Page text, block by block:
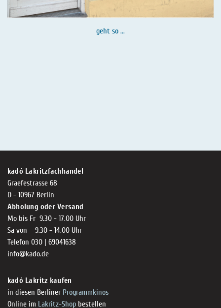
geht so ...
kadó Lakritzfachhandel
Graefestrasse 68
D - 10967 Berlin
Abholung oder Versand
Mo bis Fr 9.30 - 17.00 Uhr
Sa von 9.30 - 14.00 Uhr
Telefon 030 | 69041638
info@kado.de
kadó Lakritz kaufen
in diesen Berliner Programmkinos
Online im Lakritz-Shop bestellen